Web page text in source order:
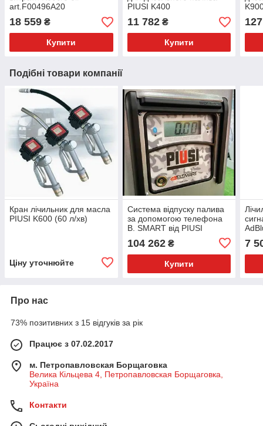
art.F00496A20
18 559 ₴
Купити
PIUSI K400
11 782₴
Купити
Подібні товари компанії
Кран лічильник для масла
PIUSI K600 (60 л/хв)
Ціну уточнюйте
Система відпуску палива
за допомогою телефона
B. SMART від PIUSI
104 262₴
Купити
7
Про нас
73% позитивних з 15 відгуків за рік
Працює з 07.02.2017
м. Петропавловская Борщаговка
Велика Кільцева 4, Петропавловская Борщаговка,
Україна
Контакти